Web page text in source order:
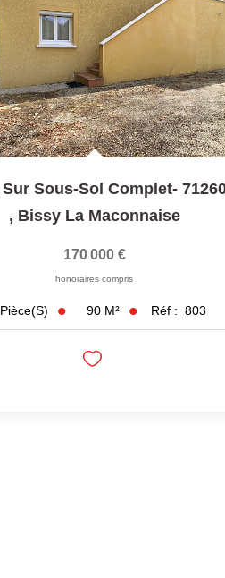
, Bissy La Maconnaise
170 000 €
honoraires compris
Pièce(s) 90 M² Réf : 803